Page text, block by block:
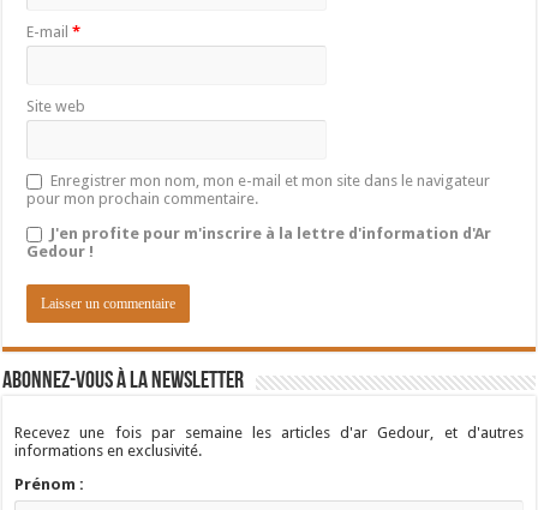
E-mail*
Site web
Enregistrer mon nom, mon e-mail et mon site dans le navigateur
pour mon prochain commentaire.
J'en profite pour m'inscrire à la lettre d'information d'Ar
Gedour !
Abonnez-vous à la newsletter
Recevez une fois par semaine les articles d'ar Gedour, et d'autres
informations en exclusivité.
Prénom :